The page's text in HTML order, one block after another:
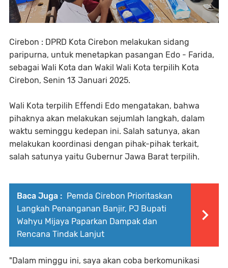
Cirebon : DPRD Kota Cirebon melakukan sidang
paripurna, untuk menetapkan pasangan Edo - Farida,
sebagai Wali Kota dan Wakil Wali Kota terpilih Kota
Cirebon, Senin 13 Januari 2025.
Wali Kota terpilih Effendi Edo mengatakan, bahwa
pihaknya akan melakukan sejumlah langkah, dalam
waktu seminggu kedepan ini. Salah satunya, akan
melakukan koordinasi dengan pihak-pihak terkait,
salah satunya yaitu Gubernur Jawa Barat terpilih.
Baca Juga : Pemda Cirebon Prioritaskan
Langkah Penanganan Banjir, PJ Bupati
Wahyu Mijaya Paparkan Dampak dan
Rencana Tindak Lanjut
"Dalam minggu ini, saya akan coba berkomunikasi